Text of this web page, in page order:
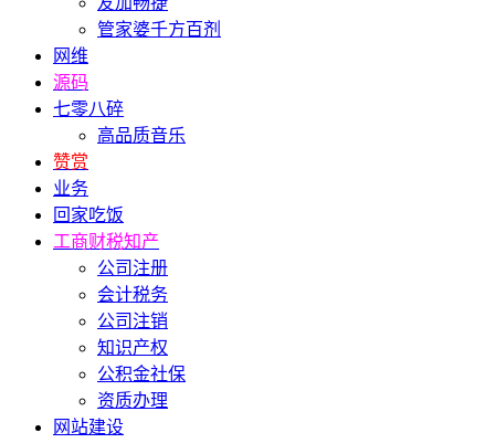
管家婆千方百剂
网维
源码
七零八碎
高品质音乐
赞赏
业务
回家吃饭
工商财税知产
公司注册
会计税务
公司注销
知识产权
公积金社保
资质办理
网站建设